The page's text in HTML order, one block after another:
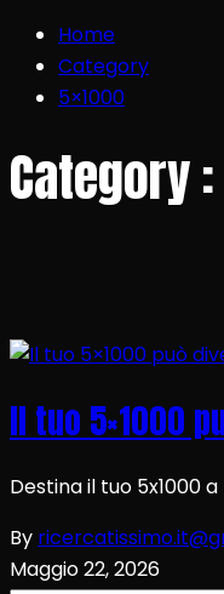
Home
Category
5×1000
Category
Il tuo 5×1000
Destina il tuo 5x1000
By
Maggio 22, 2026